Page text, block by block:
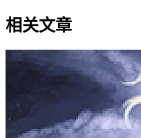
相关文章